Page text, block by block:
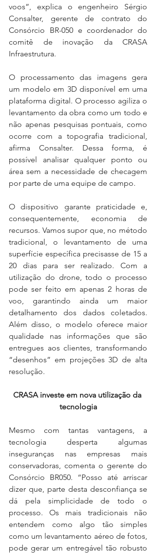
voos”, explica o engenheiro Sérgio
Consalter, gerente de contrato do
Consórcio BR-050 e coordenador do
comitê de inovação da CRASA
Infraestrutura.
O processamento das imagens gera
um modelo em 3D disponível em uma
plataforma digital. O processo agiliza o
levantamento da obra como um todo e
não apenas pesquisas pontuais, como
ocorre com a topografia tradicional,
afirma Consalter. Dessa forma, é
possível analisar qualquer ponto ou
área sem a necessidade de checagem
por parte de uma equipe de campo.
O dispositivo garante praticidade e,
consequentemente, economia de
recursos. Vamos supor que, no método
tradicional, o levantamento de uma
superfície específica precisasse de 15 a
20 dias para ser realizado. Com a
utilização do drone, todo o processo
pode ser feito em apenas 2 horas de
voo, garantindo ainda um maior
detalhamento dos dados coletados.
Além disso, o modelo oferece maior
qualidade nas informações que são
entregues aos clientes, transformando
“desenhos” em projeções 3D de alta
resolução.
CRASA investe em nova utilização da
tecnologia
Mesmo com tantas vantagens, a
tecnologia desperta algumas
inseguranças nas empresas mais
conservadoras, comenta o gerente do
Consórcio BR050. “Posso até arriscar
dizer que, parte desta desconfiança se
dá pela simplicidade de todo o
processo. Os mais tradicionais não
entendem como algo tão simples
como um levantamento aéreo de fotos,
pode gerar um entregável tão robusto